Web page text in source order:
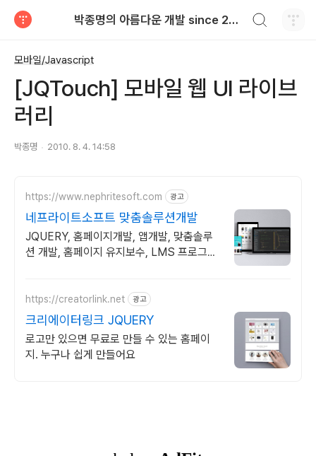
박종명의 아름다운 개발 since 2010.06
모바일/Javascript
[JQTouch] 모바일 웹 UI 라이브
러리
박종명 2010. 8. 4. 14:58
https://www.nephritesoft.com 광고
네프라이트소프트 맞춤솔루션개발
JQUERY, 홈페이지개발, 앱개발, 맞춤솔루
션 개발, 홈페이지 유지보수, LMS 프로그램
https://creatorlink.net 광고
크리에이터링크 JQUERY
로고만 있으면 무료로 만들 수 있는 홈페이
지. 누구나 쉽게 만들어요